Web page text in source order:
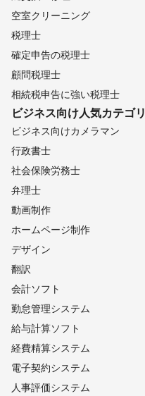
空室クリーニング
税理士
確定申告の税理士
顧問税理士
相続税申告に強い税理士
ビジネス向け人気カテゴリ
ビジネス向けカメラマン
行政書士
社会保険労務士
弁理士
動画制作
ホームページ制作
デザイン
翻訳
会計ソフト
勤怠管理システム
給与計算ソフト
経費精算システム
電子契約システム
人事評価システム